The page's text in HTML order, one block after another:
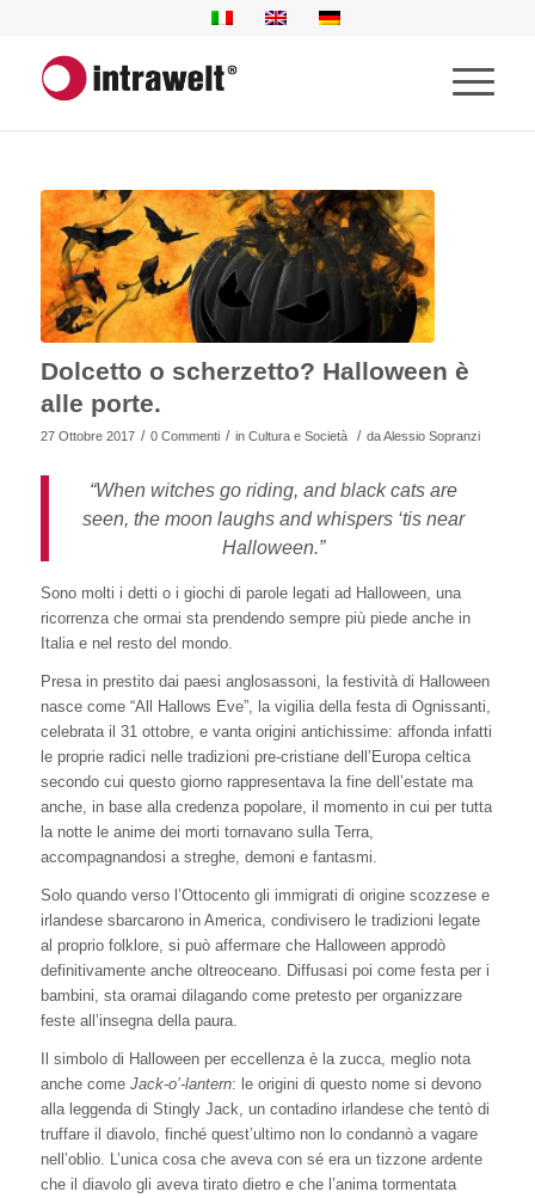
Dolcetto o scherzetto? Halloween è
alle porte.
27 Ottobre 2017 / 0 Commenti / in Cultura e Società / daAlessio Sopranzi
“When witches go riding, and black cats are
seen, the moon laughs and whispers ‘tis near
Halloween.”
Sono molti i detti o i giochi di parole legati ad Halloween, una
ricorrenza che ormai sta prendendo sempre più piede anche in
Italia e nel resto del mondo.
Presa in prestito dai paesi anglosassoni, la festività di Halloween
nasce come “All Hallows Eve”, la vigilia della festa di Ognissanti,
celebrata il 31 ottobre, e vanta origini antichissime: affonda infatti
le proprie radici nelle tradizioni pre-cristiane dell’Europa celtica
secondo cui questo giorno rappresentava la fine dell’estate ma
anche, in base alla credenza popolare, il momento in cui per tutta
la notte le anime dei morti tornavano sulla Terra,
accompagnandosi a streghe, demoni e fantasmi.
Solo quando verso l’Ottocento gli immigrati di origine scozzese e
irlandese sbarcarono in America, condivisero le tradizioni legate
al proprio folklore, si può affermare che Halloween approdò
definitivamente anche oltreoceano. Diffusasi poi come festa per i
bambini, sta oramai dilagando come pretesto per organizzare
feste all’insegna della paura.
Il simbolo di Halloween per eccellenza è la zucca, meglio nota
anche come Jack-o’-lantern: le origini di questo nome si devono
alla leggenda di Stingly Jack, un contadino irlandese che tentò di
truffare il diavolo, finché quest’ultimo non lo condannò a vagare
nell’oblio. L’unica cosa che aveva con sé era un tizzone ardente
che il diavolo gli aveva tirato dietro e che l’anima tormentata